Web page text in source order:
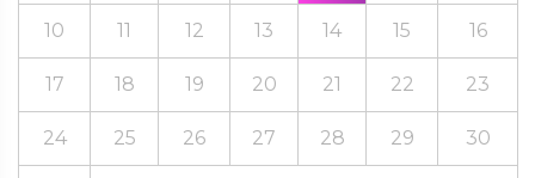
10 11 12 13 14 15 16
17 18 19 20 21 22 23
24 25 26 27 28 29 30